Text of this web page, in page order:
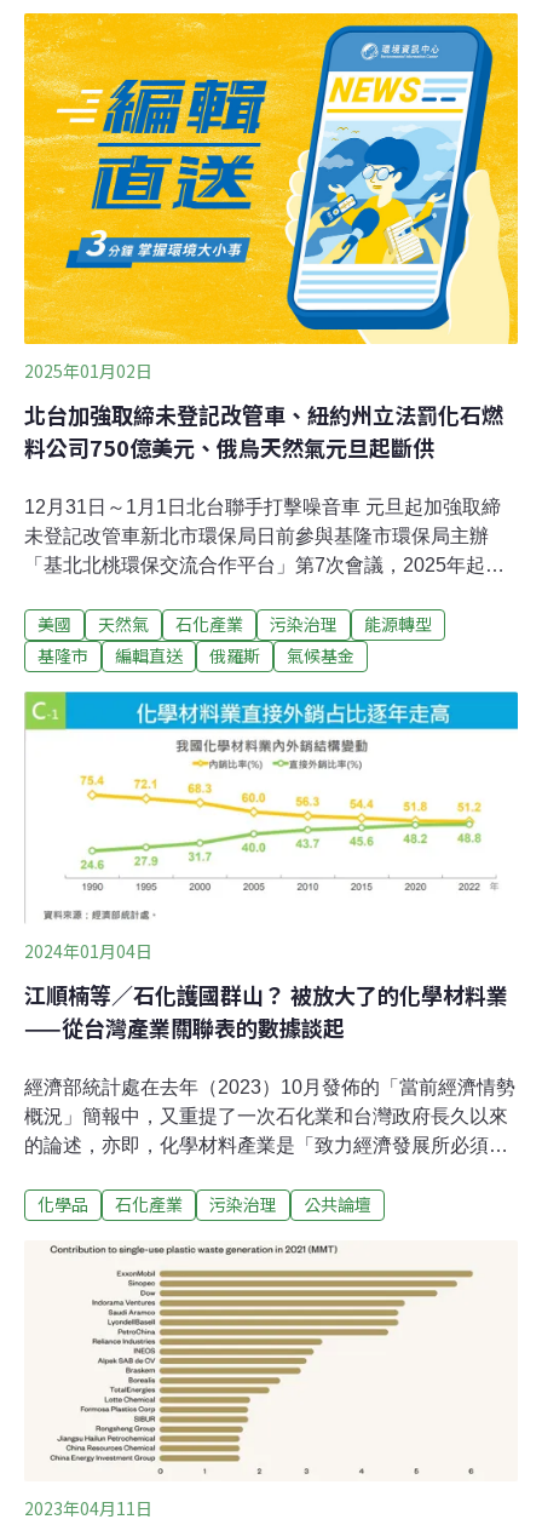
進出口資源的掌控力，從源頭減量著手，為全球樹立減少
一次性塑膠生產的轉型典範。
2025年01月02日
北台加強取締未登記改管車、紐約州立法罰化石燃
料公司750億美元、俄烏天然氣元旦起斷供
12月31日～1月1日北台聯手打擊噪音車 元旦起加強取締
未登記改管車新北市環保局日前參與基隆市環保局主辦
「基北北桃環保交流合作平台」第7次會議，2025年起改
會議決議新北、基隆、台北及桃園環保局、警察局及監理
單位將聯手合作，自元旦起加強取締未經監理登記的改裝
熱區，並採取夜間攔查、科技執法等措施強化聯防。（經
濟日報報導）整合公私地 新北擬推街廓型都更新北逾30年
建物超過75萬戶，推動過程常面臨產權複雜、整合意見分
歧等而卡關，國家住都中心和新北城鄉局合作，擬在土城
樂利段等五處大範圍都更，盼以國有地整合周邊私有地做
街廓型都更。民代直指與私有地分潤是關鍵；學者提醒與
地主要做好溝通與協商。（聯合報報導）
美國 天然氣 石化產業 污染治理
能源轉型
基隆市
編輯直送 俄羅斯 氣候基金
2024年01月04日
江順楠等／石化護國群山？ 被放大了的化學材料業
——從台灣產業關聯表的數據談起
經濟部統計處在去年（2023）10月發佈的「當前經濟情勢
概況」簡報中，又重提了一次石化業和台灣政府長久以來
的論述，亦即，化學材料產業是「致力經濟發展所必須推
石化業或甚至單指化學材料業對於經濟的影響已昭然若
下游產業的供應，石化業的緊縮對於其他產業的影響並不
大。關鍵性產業的定義什麼產業是「關鍵性產業」？衡量
標準有很多。行政院主計總處出版的台灣產業關聯表是一
個很重要的資料庫，可以透過不同產業之間相互交易的實
際數據，勾勒出各個產業之間的關聯性有多強。以台灣產
業關聯表為基礎的經濟部統計處「當前經濟情勢概況」，
呈現的數據告訴我們，化學材料產業和其他產業的關聯度
是所有產業中最高的。更具體地說，這似乎是表示，化學
化學品 石化產業 污染治理 公共論壇
2023年04月11日